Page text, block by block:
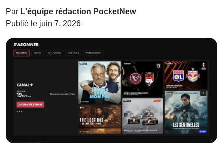
Par L'équipe rédaction PocketNew
Publié le juin 7, 2026